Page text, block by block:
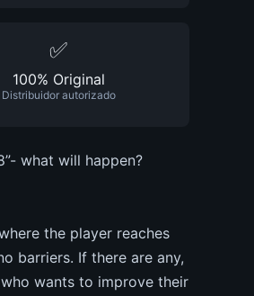
✅
100% Original
Distribuidor autorizado
what will happen?
the player reaches
barriers. If there are any,
wants to improve their